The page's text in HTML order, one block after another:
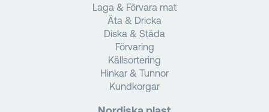
Laga & Förvara mat
Äta & Dricka
Diska & Städa
Förvaring
Källsortering
Hinkar & Tunnor
Kundkorgar